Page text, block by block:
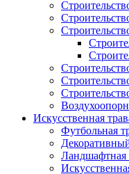
Искусственная
Футбольная
Ландшафтная